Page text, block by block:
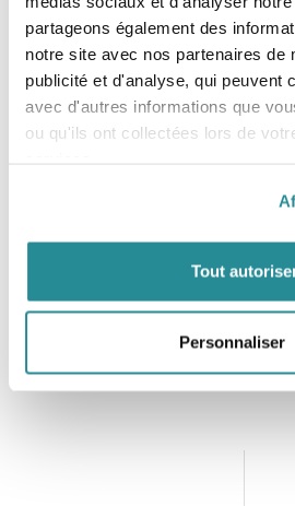
partageons également des
notre site avec nos partenaires de
publicité et d'analyse, qui peuvent
avec d'autres informations que
ou qu'ils ont collectées lors de
Tout
Personnaliser
- Doublure intérieur Silk_Stuff
- Doublure thermique Hot_stuff 2.0.
Tailles
- S
- L